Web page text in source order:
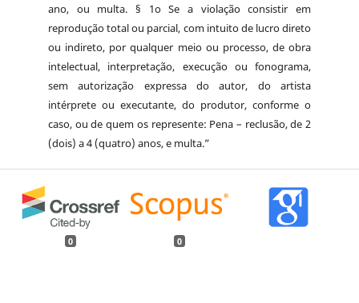
ano, ou multa. § 1o Se a violação consistir em
reprodução total ou parcial, com intuito de lucro direto
ou indireto, por qualquer meio ou processo, de obra
intelectual, interpretação, execução ou fonograma,
sem autorização expressa do autor, do artista
intérprete ou executante, do produtor, conforme o
caso, ou de quem os represente: Pena – reclusão, de 2
(dois) a 4 (quatro) anos, e multa.”
0 0